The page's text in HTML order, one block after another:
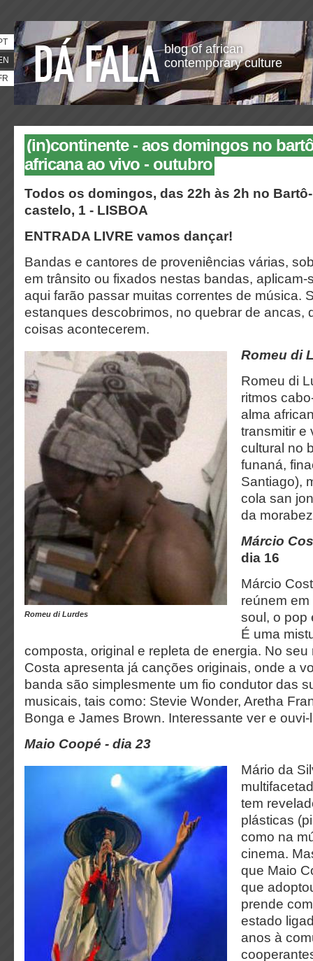
blog of african
contemporary culture
(in)continente - aos domingos no
africana ao vivo - outubro
Todos os domingos, das 22h às 2h no
castelo, 1 - LISBOA
ENTRADA LIVRE vamos dançar!
Bandas e cantores de proveniências várias,
em trânsito ou fixados nestas bandas, aplicam-
aqui farão passar muitas correntes de música.
estanques descobrimos, no quebrar de ancas,
coisas acontecerem.
Romeu di Lurdes
Romeu di
Romeu di
ritmos
alma
transmitir e
cultural no
funaná,
Santiago),
cola san
da
Márcio
dia 16
Márcio
reúnem
soul, o pop
É uma
composta, original e repleta de energia. No seu
Costa apresenta já canções originais, onde a
banda são simplesmente um fio condutor das
musicais, tais como: Stevie Wonder, Aretha
Bonga e James Brown. Interessante ver e ouvi-
Maio Coopé - dia 23
Mário da
tem
plásticas
como na
cinema.
que Maio
que
prende
estado
anos à